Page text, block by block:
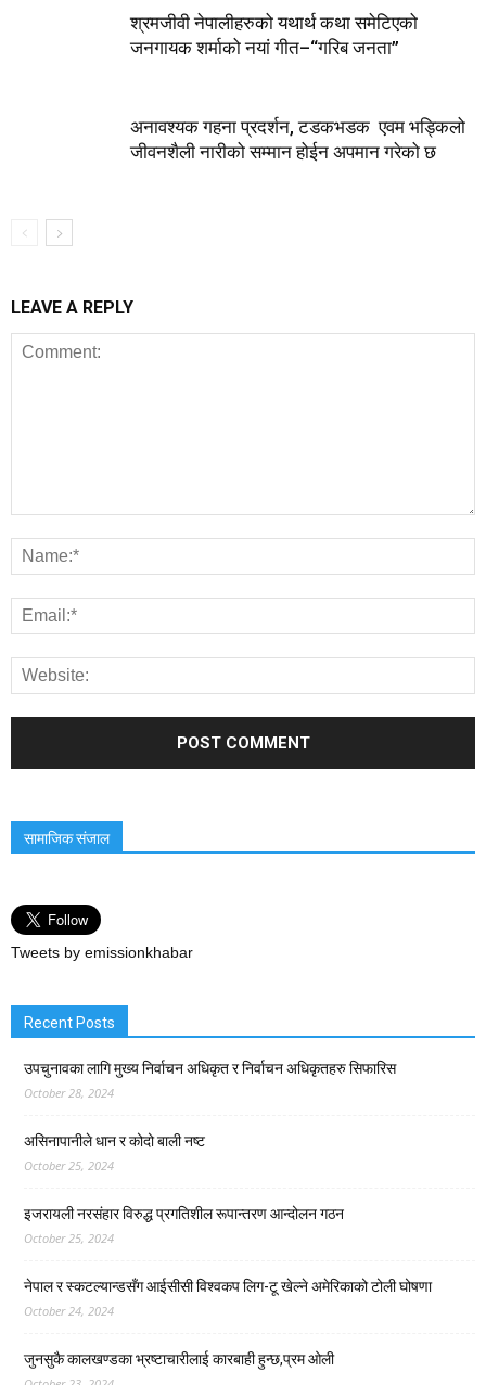
श्रमजीवी नेपालीहरुको यथार्थ कथा समेटिएको
जनगायक शर्माको नयां गीत–“गरिब जनता”
अनावश्यक गहना प्रदर्शन, टडकभडक एवम भड्किलो
जीवनशैली नारीको सम्मान होईन अपमान गरेको छ
LEAVE A REPLY
सामाजिक संजाल
Tweets by emissionkhabar
Recent Posts
उपचुनावका लागि मुख्य निर्वाचन अधिकृत र निर्वाचन अधिकृतहरु सिफारिस
October 28, 2024
असिनापानीले धान र कोदो बाली नष्ट
October 25, 2024
इजरायली नरसंहार विरुद्ध प्रगतिशील रूपान्तरण आन्दोलन गठन
October 25, 2024
नेपाल र स्कटल्यान्डसँग आईसीसी विश्वकप लिग-टू खेल्ने अमेरिकाको टोली घोषणा
October 24, 2024
जुनसुकै कालखण्डका भ्रष्टाचारीलाई कारबाही हुन्छ,प्रम ओली